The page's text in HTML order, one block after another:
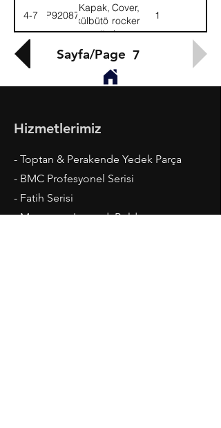
4-7 9P920874
Kapak,
külbütör
kapağı-
KMPL.
Cover,
rocker
lever-
1
Sayfa/Page 7
Hizmetlerimiz
- Toptan & Perakende Yedek Parça
- BMC Profesyonel Serisi
- Fatih Serisi
- Megastar, Levend, Belde